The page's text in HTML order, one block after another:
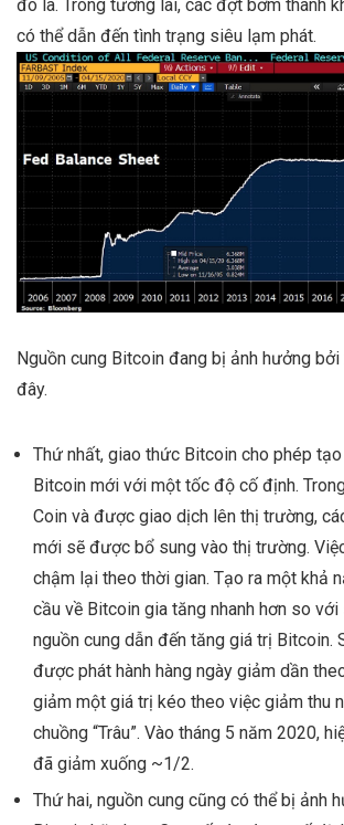
đô la. Trong tương lai, các đợt bơm thanh
có thể dẫn đến tình trạng siêu lạm phát.
Nguồn cung Bitcoin đang bị ảnh hưởng
đây.
Thứ nhất, giao thức Bitcoin cho phép
Bitcoin mới với một tốc độ cố định.
Coin và được giao dịch lên thị trường,
mới sẽ được bổ sung vào thị trường.
chậm lại theo thời gian. Tạo ra một khả
cầu về Bitcoin gia tăng nhanh hơn so
nguồn cung dẫn đến tăng giá trị Bitcoin.
được phát hành hàng ngày giảm dần
giảm một giá trị kéo theo việc giảm thu
chuồng “Trâu”. Vào tháng 5 năm 2020,
đã giảm xuống ~1/2.
Thứ hai, nguồn cung cũng có thể bị ảnh